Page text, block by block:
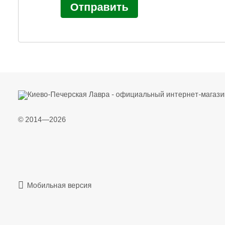
Отправить
© 2014—2026
Мобильная версия